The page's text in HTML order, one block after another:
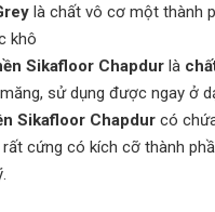
là chất vô cơ một thành
khô
Sikafloor Chapdur là
sử dụng được ngay ở
Sikafloor Chapdur có
rất cứng có kích cỡ thành